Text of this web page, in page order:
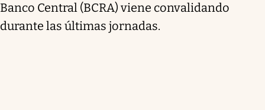
Banco Central (BCRA) viene convalidando
durante las últimas jornadas.